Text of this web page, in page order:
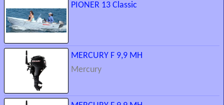
PIONER 13 Classic
MERCURY F 9,9 MH
Mercury